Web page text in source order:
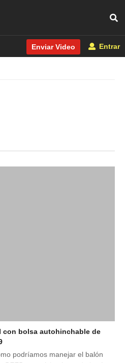
Enviar Video Entrar
con bolsa autohinchable de
podríamos manejar el balón